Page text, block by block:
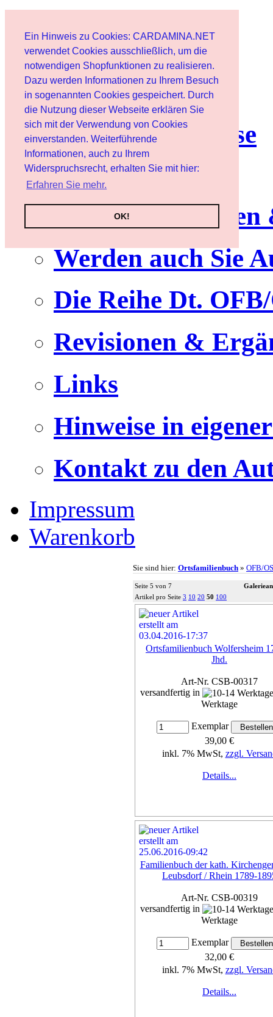
Ein Hinweis zu Cookies: CARDAMINA.NET
verwendet Cookies ausschließlich, um die
notwendigen Shopfunktionen zu realisieren.
Dazu werden Informationen zu Ihrem Besuch
in sogenannten Cookies gespeichert. Durch
die Nutzung dieser Webseite erklären Sie
sich mit der Verwendung von Cookies
einverstanden. Weiterführende
Informationen, auch zu Ihrem
Widerspruchsrecht, erhalten Sie mit hier:
Erfahren Sie mehr.
OK!
Benutzer
Newsletter
Nutzungshinweise
Service
Werden auch Sie
Die Reihe Dt.
Revisionen &
Links
Hinweise in
Kontakt zu den
Impressum
Warenkorb
Sie sind hier: Ortsfamilienbuch » OFB/
Seite 5 von 7
Artikel pro Seite 3 10 20 50 100
Ortsfamilienbuch Wolfersheim
Jhd.
Art-Nr. CSB-00317
versandfertig in
Werktage
Exemplar
39,00 €
inkl. 7% MwSt, zzgl.
Details...
Familienbuch der kath.
Leubsdorf / Rhein 1789-
Art-Nr. CSB-00319
versandfertig in
Werktage
Exemplar
32,00 €
inkl. 7% MwSt, zzgl.
Details...